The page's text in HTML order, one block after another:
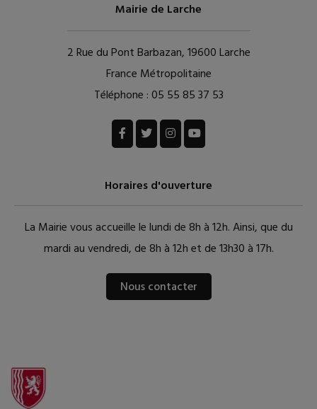
Mairie de Larche
2 Rue du Pont Barbazan, 19600 Larche
France Métropolitaine
Téléphone :05 55 85 37 53
Horaires d'ouverture
La Mairie vous accueille le lundi de 8h à 12h. Ainsi, que du
mardi au vendredi, de 8h à 12h et de 13h30 à 17h.
Nous contacter